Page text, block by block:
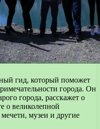
гид, который поможет
города. Он
города, расскажет о
о великолепной
музеи и другие